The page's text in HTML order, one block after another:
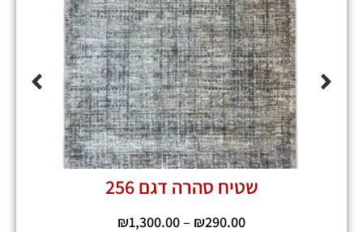
שטיח סהרה דגם 256
₪290.00
–
₪1,300.00